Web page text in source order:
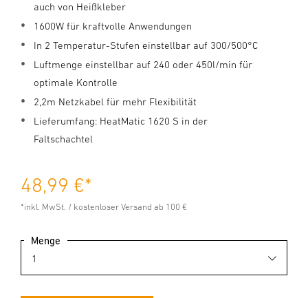
auch von Heißkleber
1600W für kraftvolle Anwendungen
In 2 Temperatur-Stufen einstellbar auf 300/500°C
Luftmenge einstellbar auf 240 oder 450l/min für
optimale Kontrolle
2,2m Netzkabel für mehr Flexibilität
Lieferumfang: HeatMatic 1620 S in der
Faltschachtel
48,99 €*
*inkl. MwSt. / kostenloser Versand ab 100 €
Menge